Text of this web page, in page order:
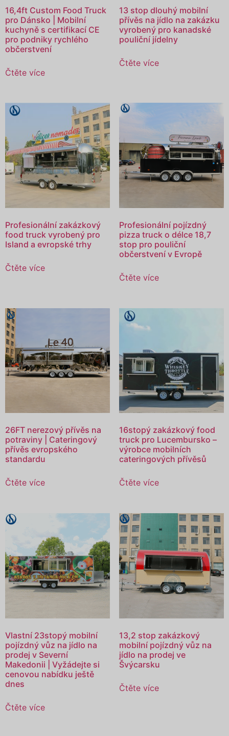
16,4ft Custom Food Truck
pro Dánsko | Mobilní
kuchyně s certifikací CE
pro podniky rychlého
občerstvení
Čtěte více
13 stop dlouhý mobilní
přívěs na jídlo na zakázku
vyrobený pro kanadské
pouliční jídelny
Čtěte více
Profesionální zakázkový
food truck vyrobený pro
Island a evropské trhy
Čtěte více
Profesionální pojízdný
pizza truck o délce 18,7
stop pro pouliční
občerstvení v Evropě
Čtěte více
26FT nerezový přívěs na
potraviny | Cateringový
přívěs evropského
standardu
Čtěte více
16stopý zakázkový food
truck pro Lucembursko –
výrobce mobilních
cateringových přívěsů
Čtěte více
Vlastní 23stopý mobilní
pojízdný vůz na jídlo na
prodej v Severní
Makedonii | Vyžádejte si
cenovou nabídku ještě
dnes
Čtěte více
13,2 stop zakázkový
mobilní pojízdný vůz na
jídlo na prodej ve
Švýcarsku
Čtěte více